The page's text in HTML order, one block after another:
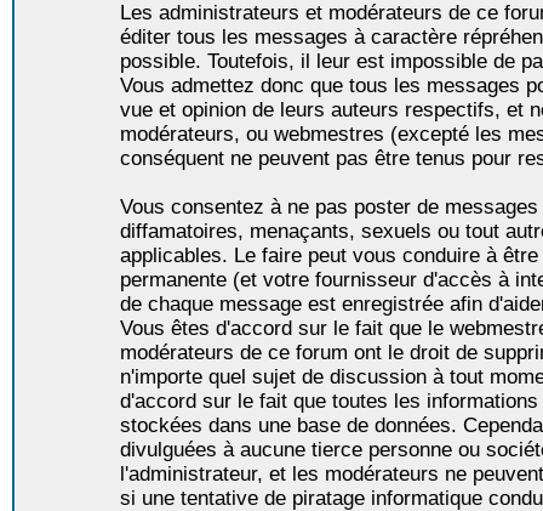
Les administrateurs et modérateurs de ce
éditer tous les messages à caractère
possible. Toutefois, il leur est impossible de
Vous admettez donc que tous les messages
vue et opinion de leurs auteurs respectifs, et
modérateurs, ou webmestres (excepté les
conséquent ne peuvent pas être tenus pour
Vous consentez à ne pas poster de
diffamatoires, menaçants, sexuels ou tout
applicables. Le faire peut vous conduire à
permanente (et votre fournisseur d'accès à
de chaque message est enregistrée afin
Vous êtes d'accord sur le fait que le
modérateurs de ce forum ont le droit de
n'importe quel sujet de discussion à tout
d'accord sur le fait que toutes les
stockées dans une base de données.
divulguées à aucune tierce personne ou
l'administrateur, et les modérateurs ne
si une tentative de piratage informatique